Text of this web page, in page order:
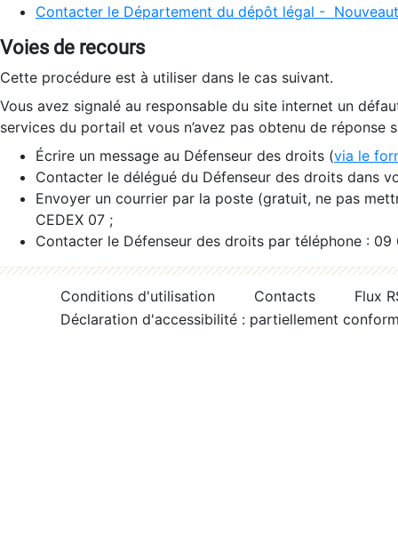
Contacter le Département du dépôt légal -
Voies de recours
Cette procédure est à utiliser dans le cas suivant.
Vous avez signalé au responsable du site internet un
services du portail et vous n’avez pas obtenu de réponse
Écrire un message au Défenseur des droits (via le
Contacter le délégué du Défenseur des droits dans
Envoyer un courrier par la poste (gratuit, ne pas
CEDEX 07 ;
Contacter le Défenseur des droits par téléphone :
Conditions d'utilisation Contacts
Flux
Déclaration d'accessibilité : partiellement